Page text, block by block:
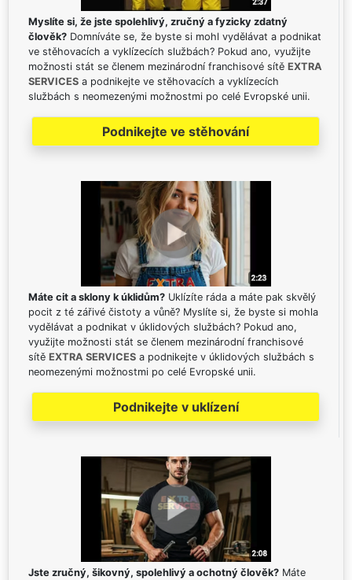
Myslíte si, že jste spolehlivý, zručný a fyzicky zdatný
člověk? Domníváte se, že byste si mohl vydělávat a podnikat
ve stěhovacích a vyklízecích službách? Pokud ano, využijte
možnosti stát se členem mezinárodní franchisové sítě EXTRA
SERVICES a podnikejte ve stěhovacích a vyklízecích
službách s neomezenými možnostmi po celé Evropské unii.
Podnikejte ve stěhování
Máte cit a sklony k úklidům? Uklízíte ráda a máte pak skvělý
pocit z té zářivé čistoty a vůně? Myslíte si, že byste si mohla
vydělávat a podnikat v úklidových službách? Pokud ano,
využijte možnosti stát se členem mezinárodní franchisové
sítě EXTRA SERVICES a podnikejte v úklidových službách s
neomezenými možnostmi po celé Evropské unii.
Podnikejte v uklízení
Jste zručný, šikovný, spolehlivý a ochotný člověk? Máte